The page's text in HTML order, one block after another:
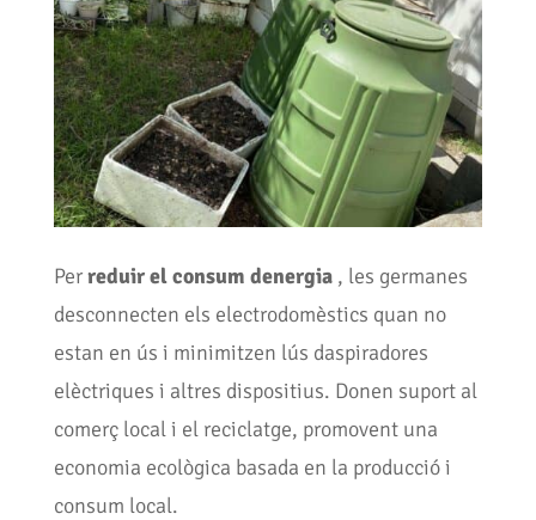
Perreduir el consum denergia, les germanes
desconnecten els electrodomèstics quan no
estan en ús i minimitzen lús daspiradores
elèctriques i altres dispositius. Donen suport al
comerç local i el reciclatge, promovent una
economia ecològica basada en la producció i
consum local.